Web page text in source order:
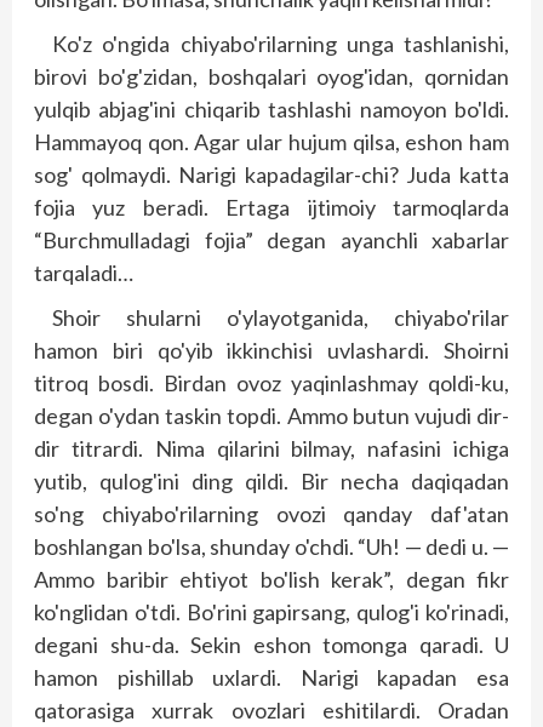
Ko'z o'ngida chiyabo'rilarning unga tashlanishi,
birovi bo'g'zidan, boshqalari oyog'idan, qornidan
yulqib abjag'ini chiqarib tashlashi namoyon bo'ldi.
Hammayoq qon. Agar ular hujum qilsa, eshon ham
sog' qolmaydi. Narigi kapadagilar-chi? Juda katta
fojia yuz beradi. Ertaga ijtimoiy tarmoqlarda
“Burchmulladagi fojia” degan ayanchli xabarlar
tarqaladi…
Shoir shularni o'ylayotganida, chiyabo'rilar
hamon biri qo'yib ikkinchisi uvlashardi. Shoirni
titroq bosdi. Birdan ovoz yaqinlashmay qoldi-ku,
degan o'ydan taskin topdi. Ammo butun vujudi dir-
dir titrardi. Nima qilarini bilmay, nafasini ichiga
yutib, qulog'ini ding qildi. Bir necha daqiqadan
so'ng chiyabo'rilarning ovozi qanday daf'atan
boshlangan bo'lsa, shunday o'chdi. “Uh! — dedi u. —
Ammo baribir ehtiyot bo'lish kerak”, degan fikr
ko'nglidan o'tdi. Bo'rini gapirsang, qulog'i ko'rinadi,
degani shu-da. Sekin eshon tomonga qaradi. U
hamon pishillab uxlardi. Narigi kapadan esa
qatorasiga xurrak ovozlari eshitilardi. Oradan